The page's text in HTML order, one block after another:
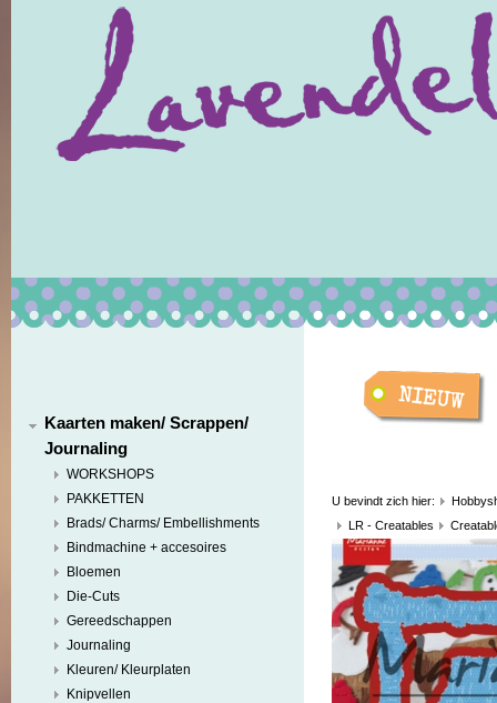
Kaarten maken/ Scrappen/
Journaling
WORKSHOPS
PAKKETTEN
Brads/ Charms/ Embellishments
Bindmachine + accesoires
Bloemen
Die-Cuts
Gereedschappen
Journaling
Kleuren/ Kleurplaten
Knipvellen
U bevindt zich hier:
LR - Creatables